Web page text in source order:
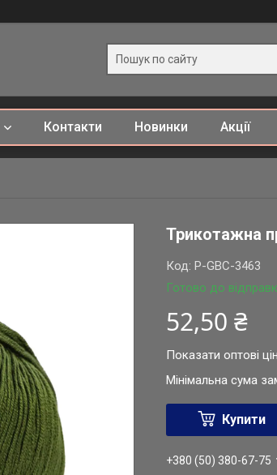
Контакти Новинки Акції
Трикотажна
Готово до
Код:P-GBC-3463
52,50 ₴
Показати оптові
Мінімальна сума
Купити
+380 (50) 380-67-75